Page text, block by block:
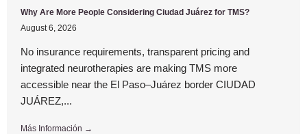
Why Are More People Considering Ciudad Juárez for TMS?
August 6, 2026
No insurance requirements, transparent pricing and
integrated neurotherapies are making TMS more
accessible near the El Paso–Juárez border CIUDAD
JUÁREZ,...
Más Información →